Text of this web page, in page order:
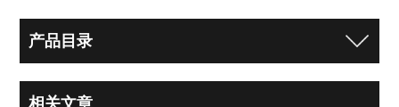
产品目录
相关文章